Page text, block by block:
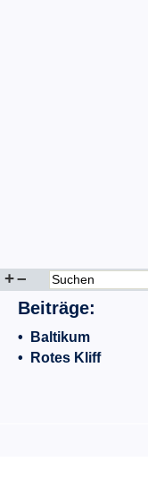
+–
Beiträge:
•
Baltikum
•
Rotes Kliff